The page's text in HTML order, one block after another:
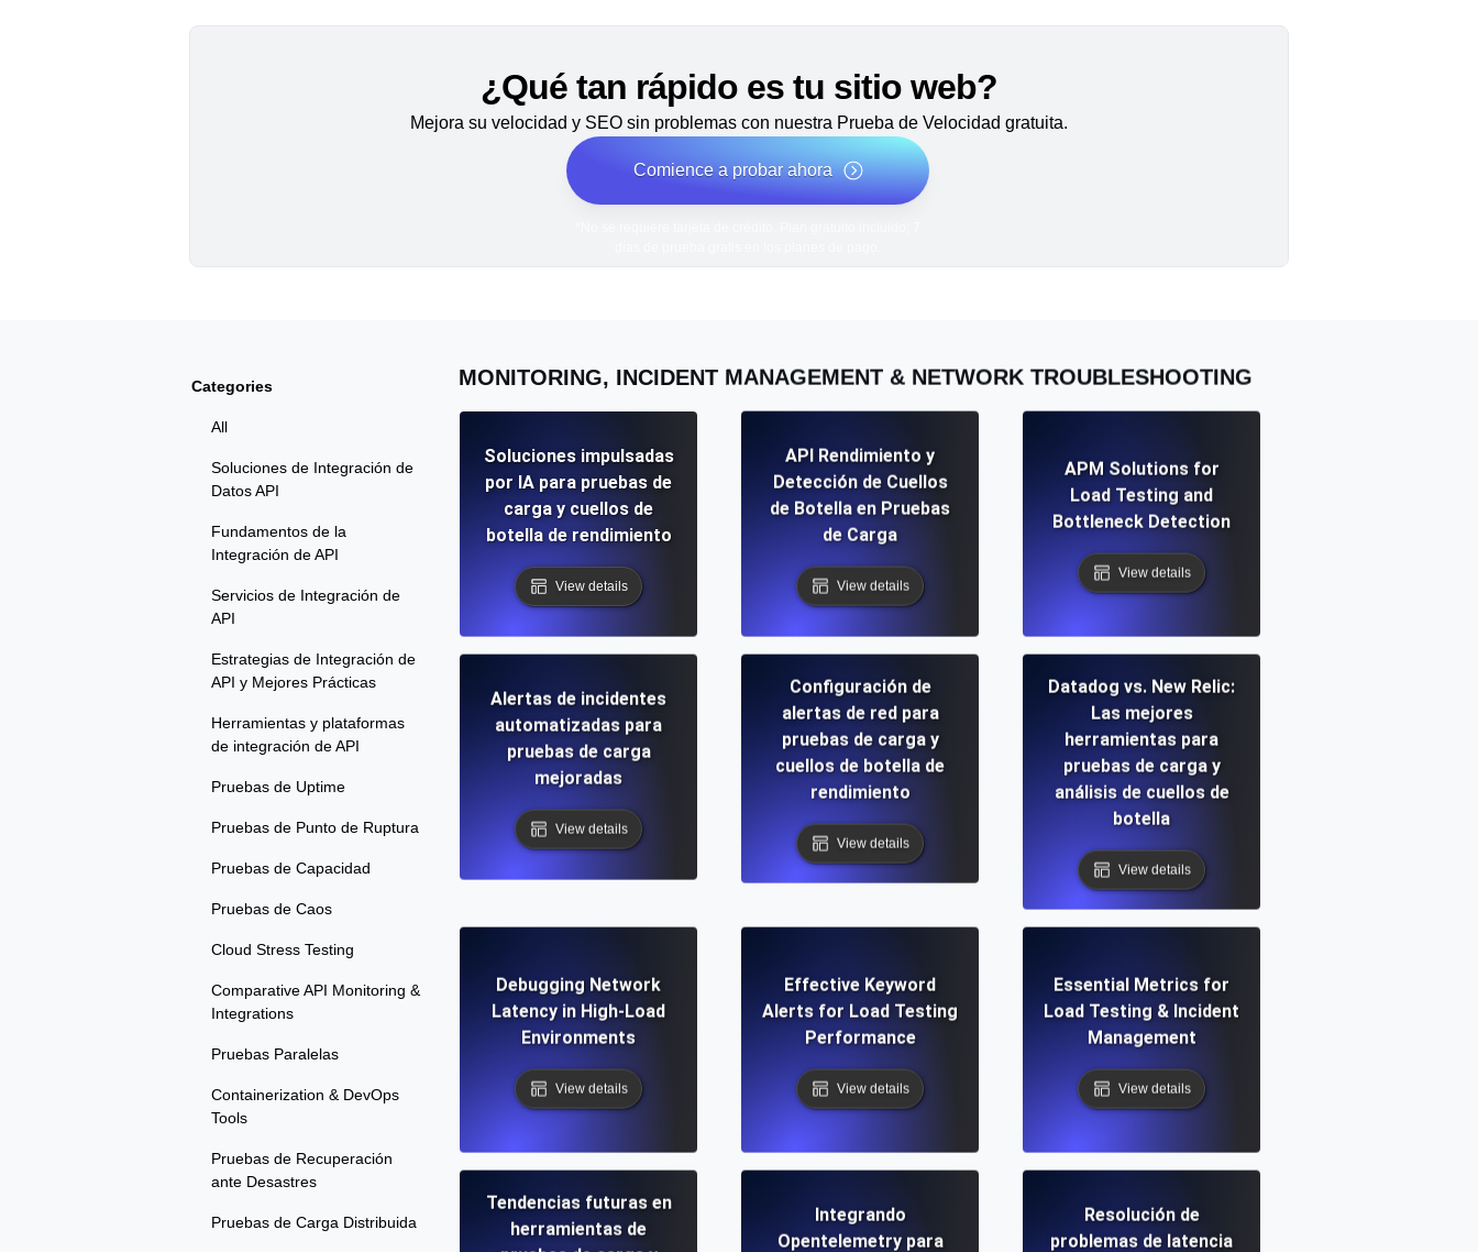
¿Qué tan rápido es tu sitio web?
Mejora su velocidad y SEO sin problemas con nuestra Prueba de Velocidad gratuita.
Comience a probar ahora
Categories
All
Soluciones de Integración de
Datos API
Fundamentos de la
Integración de API
Servicios de Integración de
API
Estrategias de Integración de
API y Mejores Prácticas
Herramientas y plataformas
de integración de API
Pruebas de Uptime
Pruebas de Punto de Ruptura
Pruebas de Capacidad
Pruebas de Caos
Cloud Stress Testing
Comparative API Monitoring &
Integrations
Pruebas Paralelas
Containerization & DevOps
Tools
Pruebas de Recuperación
ante Desastres
Pruebas de Carga Distribuida
MONITORING, INCIDENT MANAGEMENT & NETWORK TROUBLESHOOTING
Soluciones impulsadas
por IA para pruebas de
carga y cuellos de
botella de rendimiento
View details
API Rendimiento y
Detección de Cuellos
de Botella en Pruebas
de Carga
View details
APM Solutions for
Load Testing and
Bottleneck Detection
View details
Alertas de incidentes
automatizadas para
pruebas de carga
mejoradas
View details
Configuración de
alertas de red para
pruebas de carga y
cuellos de botella de
rendimiento
View details
Datadog vs. New Relic:
Las mejores
herramientas para
pruebas de carga y
análisis de cuellos de
botella
View details
Debugging Network
Latency in High-Load
Environments
View details
Effective Keyword
Alerts for Load Testing
Performance
View details
Essential Metrics for
Load Testing & Incident
Management
View details
Tendencias futuras en
herramientas de
Integrando
Opentelemetry para
Resolución de
problemas de latencia